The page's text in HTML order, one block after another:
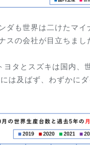
ダも世界は二けたマイ
の会社が目立ちまし
タとスズキは国内、
は及ばず、わずかに